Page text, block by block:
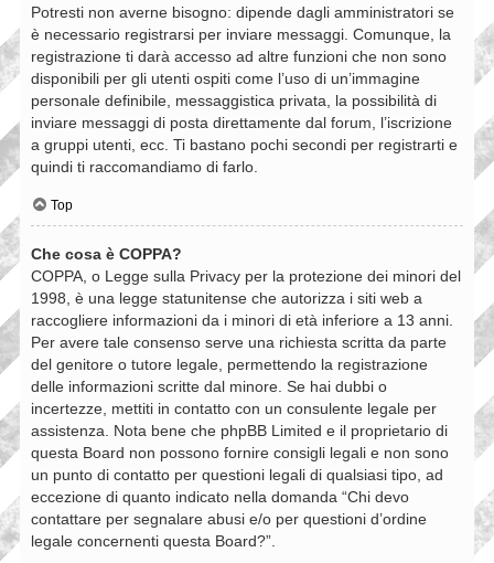
Potresti non averne bisogno: dipende dagli amministratori se
è necessario registrarsi per inviare messaggi. Comunque, la
registrazione ti darà accesso ad altre funzioni che non sono
disponibili per gli utenti ospiti come l’uso di un’immagine
personale definibile, messaggistica privata, la possibilità di
inviare messaggi di posta direttamente dal forum, l’iscrizione
a gruppi utenti, ecc. Ti bastano pochi secondi per registrarti e
quindi ti raccomandiamo di farlo.
Top
Che cosa è COPPA?
COPPA, o Legge sulla Privacy per la protezione dei minori del
1998, è una legge statunitense che autorizza i siti web a
raccogliere informazioni da i minori di età inferiore a 13 anni.
Per avere tale consenso serve una richiesta scritta da parte
del genitore o tutore legale, permettendo la registrazione
delle informazioni scritte dal minore. Se hai dubbi o
incertezze, mettiti in contatto con un consulente legale per
assistenza. Nota bene che phpBB Limited e il proprietario di
questa Board non possono fornire consigli legali e non sono
un punto di contatto per questioni legali di qualsiasi tipo, ad
eccezione di quanto indicato nella domanda “Chi devo
contattare per segnalare abusi e/o per questioni d’ordine
legale concernenti questa Board?”.